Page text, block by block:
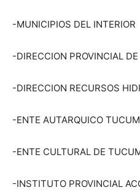
-MUNICIPIOS DEL INTERIOR
-DIRECCION PROVINCIAL
-DIRECCION RECURSOS
-ENTE AUTARQUICO
-ENTE CULTURAL DE
-INSTITUTO PROVINCIAL